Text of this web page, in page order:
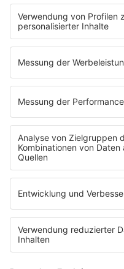
Album der Woche
News
Highlights
Charts
EVENTS
Kontakt
Newsletter
Empfang
sunshine live App
werben bei SUNSHINE LIVE
SERVICE
Datenschutz